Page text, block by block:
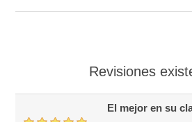
Revisiones
El mejor en su